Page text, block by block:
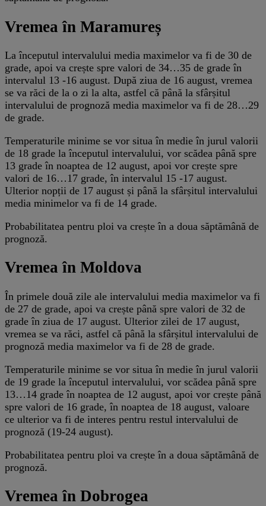
Vremea în Maramureș
La începutul intervalului media maximelor va fi de 30 de
grade, apoi va crește spre valori de 34…35 de grade în
intervalul 13 -16 august. După ziua de 16 august, vremea
se va răci de la o zi la alta, astfel că până la sfârșitul
intervalului de prognoză media maximelor va fi de 28…29
de grade.
Temperaturile minime se vor situa în medie în jurul valorii
de 18 grade la începutul intervalului, vor scădea până spre
13 grade în noaptea de 12 august, apoi vor crește spre
valori de 16…17 grade, în intervalul 15 -17 august.
Ulterior nopții de 17 august și până la sfârșitul intervalului
media minimelor va fi de 14 grade.
Probabilitatea pentru ploi va crește în a doua săptămână de
prognoză.
Vremea în Moldova
În primele două zile ale intervalului media maximelor va fi
de 27 de grade, apoi va crește până spre valori de 32 de
grade în ziua de 17 august. Ulterior zilei de 17 august,
vremea se va răci, astfel că până la sfârșitul intervalului de
prognoză media maximelor va fi de 28 de grade.
Temperaturile minime se vor situa în medie în jurul valorii
de 19 grade la începutul intervalului, vor scădea până spre
13…14 grade în noaptea de 12 august, apoi vor crește până
spre valori de 16 grade, în noaptea de 18 august, valoare
ce ulterior va fi de interes pentru restul intervalului de
prognoză (19-24 august).
Probabilitatea pentru ploi va crește în a doua săptămână de
prognoză.
Vremea în Dobrogea